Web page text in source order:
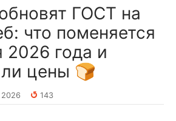
ГОСТ на
что поменяется
2026 года и
цены 🍞
143